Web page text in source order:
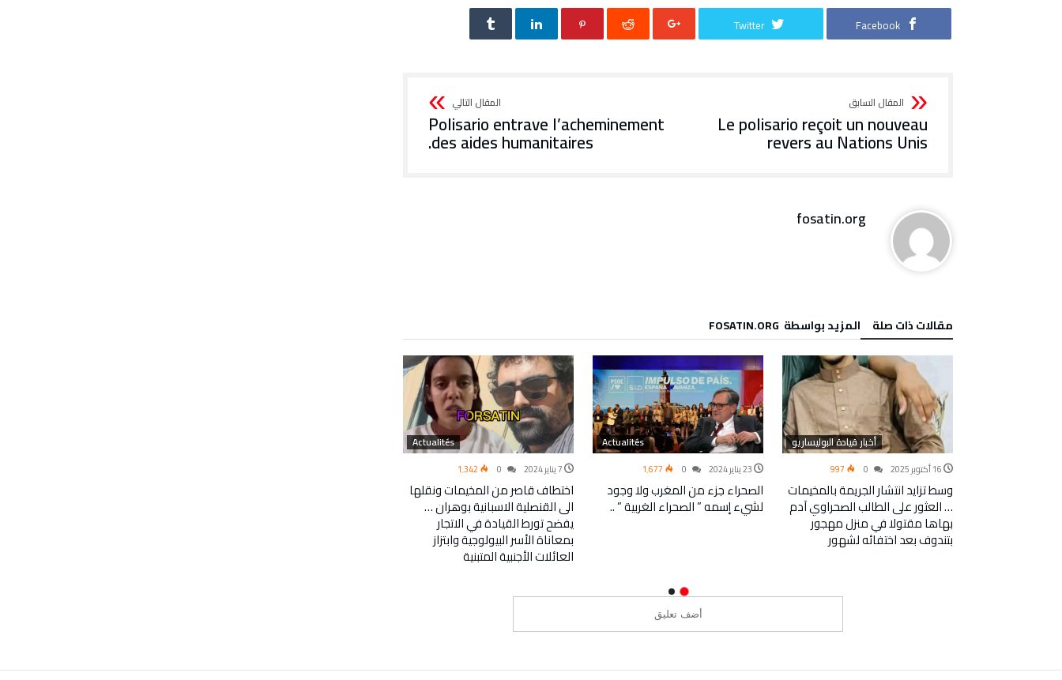
Facebook
Twitter
Le polisario reçoit un nouveau
revers au Nations Unis
Polisario entrave l’acheminement
des aides humanitaires.
fosatin.org
‫مقالات ذات صلة‬ ‫‫المزيد بواسطة‬ ‬ FOSATIN.ORG
أخبار قيادة البوليساريو
16 أكتوبر 2025 997
وسط تزايد انتشار الجريمة بالمخيمات
… العثور على الطالب الصحراوي آدم
بهاها مقتولا في منزل مهجور
بتندوف بعد اختفائه لشهور
Actualités
23 يناير 2024 1٬677
الصحراء جزء من المغرب ولا وجود
لشيء إسمه ” الصحراء الغربية ” ..
Actualités
7 يناير 2024 1٬342
اختطاف قاصر من المخيمات ونقلها
الى القنصلية الاسبانية بوهران …
يفضح تورط القيادة في الاتجار
بمعاناة الأسر البيولوجية وابتزاز
العائلات الأجنبية المتبنية